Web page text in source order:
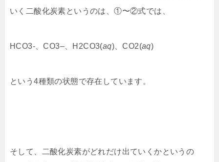
いく二酸化炭素というのは、①〜②式では、
HCO3-、CO3–、H2CO3(aq)、CO2(aq)
という4種類の状態で存在しています。
そして、二酸化炭素がどれだけ出ていくかというの